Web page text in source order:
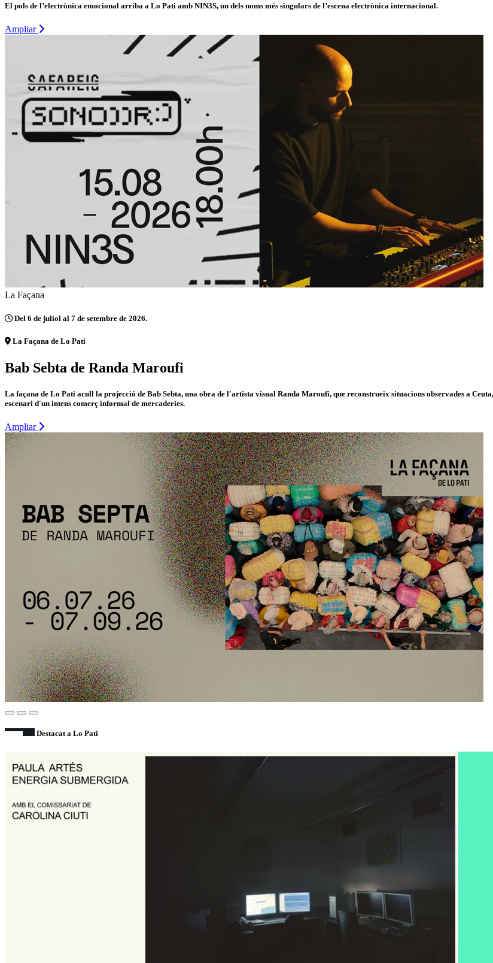
El pols de l’electrònica emocional arriba a Lo Pati amb NIN3S, un dels noms més singulars de l’escena electrònica internacional.
Ampliar
La Façana
Del 6 de juliol al 7 de setembre de 2026.
La Façana de Lo Pati
Bab Sebta de Randa Maroufi
La façana de Lo Pati acull la projecció de Bab Sebta, una obra de l'artista visual Randa Maroufi, que reconstrueix situacions observades a
escenari d'un intens comerç informal de mercaderies.
Ampliar
Destacat a Lo Pati